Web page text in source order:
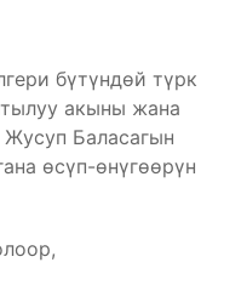
бүтүндөй түрк
акыны жана
Баласагын
өсүп-өнүгөөрүн